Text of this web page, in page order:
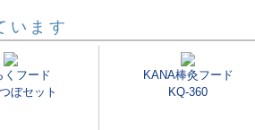
います
くフード
ぼセット
KANA棒灸フード
KQ-360